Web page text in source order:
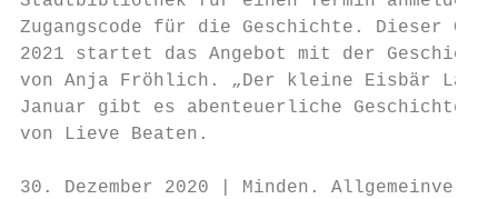
Zugangscode für die Geschichte. Dieser
2021 startet das Angebot mit der
von Anja Fröhlich. „Der kleine Eisbär
Januar gibt es abenteuerliche Geschichten
von Lieve Beaten.
30. Dezember 2020 | Minden.